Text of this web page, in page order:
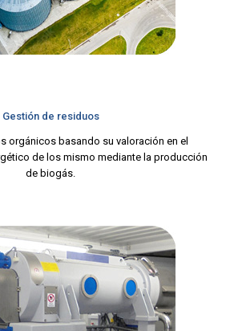
Gestión de residuos
orgánicos basando su valoración en el
de los mismo mediante la producción
de biogás.